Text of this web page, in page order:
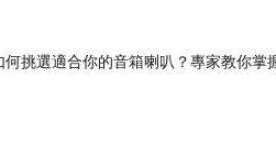
何挑選適合你的音箱喇叭？專家教你掌